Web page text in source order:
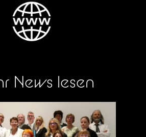
News lesen